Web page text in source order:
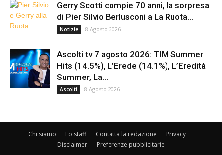
Gerry Scotti compie 70 anni, la sorpresa
di Pier Silvio Berlusconi a La Ruota...
Notizie 8 Agosto 2026
Ascolti tv 7 agosto 2026: TIM Summer
Hits (14.5%), L’Erede (14.1%), L’Eredità
Summer, La...
Ascolti 8 Agosto 2026
Chi siamo Lo staff Contatta la redazione
Privacy
Disclaimer
Preferenze pubblicitarie